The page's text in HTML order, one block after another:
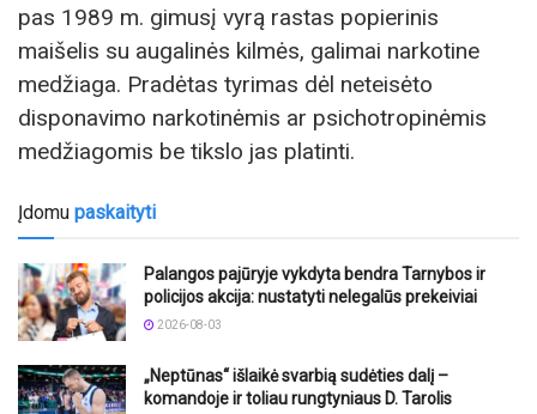
pas 1989 m. gimusį vyrą rastas popierinis
maišelis su augalinės kilmės, galimai narkotine
medžiaga. Pradėtas tyrimas dėl neteisėto
disponavimo narkotinėmis ar psichotropinėmis
medžiagomis be tikslo jas platinti.
Įdomu paskaityti
Palangos pajūryje vykdyta bendra Tarnybos ir
policijos akcija: nustatyti nelegalūs prekeiviai
2026-08-03
„Neptūnas“ išlaikė svarbią sudėties dalį –
komandoje ir toliau rungtyniaus D. Tarolis